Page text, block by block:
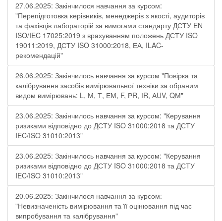
27.06.2025: Закінчилося навчання за курсом:
"Перепідготовка керівників, менеджерів з якості, аудиторів
та фахівців лабораторій за вимогами стандарту ДСТУ EN
ISO/IEC 17025:2019 з врахуванням положень ДСТУ ISO
19011:2019, ДСТУ ISO 31000:2018, ЕА, ILAC-
рекомендацій"
26.06.2025: Закінчилось навчання за курсом "Повірка та
калібрування засобів вимірювальної техніки за обраним
видом вимірювань: L, М, Т, ЕМ, F, РR, ІR, АUV, QМ"
23.06.2025: Закінчилось навчання за курсом: "Керування
ризиками відповідно до ДСТУ ISO 31000:2018 та ДСТУ
IEC/ISO 31010:2013"
23.06.2025: Закінчилось навчання за курсом: "Керування
ризиками відповідно до ДСТУ ISO 31000:2018 та ДСТУ
IEC/ISO 31010:2013"
20.06.2025: Закінчилося навчання за курсом:
"Невизначеність вимірювання та її оцінювання під час
випробування та калібрування"